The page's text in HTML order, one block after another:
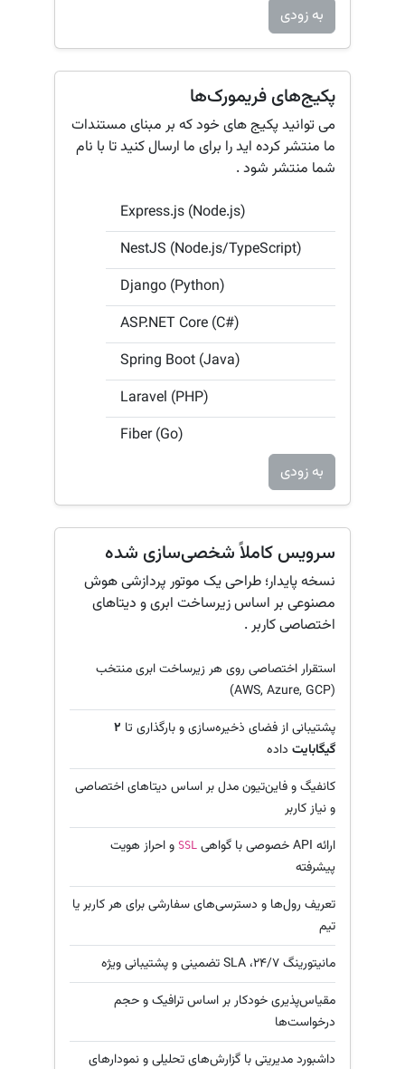
به زودی
پکیج‌های فریمورک‌ها
می توانید پکیج‌ های خود که بر مبنای مستندات
ما منتشر کرده اید را برای ما ارسال کنید تا با نام
شما منتشر شود .
Express.js (Node.js)
NestJS (Node.js/TypeScript)
Django (Python)
ASP.NET Core (C#)
Spring Boot (Java)
Laravel (PHP)
Fiber (Go)
به زودی
سرویس کاملاً شخصی‌سازی شده
نسخه پایدار؛ طراحی یک موتور پردازشی هوش
مصنوعی بر اساس زیرساخت ابری و دیتاهای
اختصاصی کاربر .
استقرار اختصاصی روی هر زیرساخت ابری منتخب
(AWS, Azure, GCP)
پشتیبانی از فضای ذخیره‌سازی و بارگذاری تا ۲
گیگابایت داده
کانفیگ و فاین‌تیون مدل بر اساس دیتاهای اختصاصی
و نیاز کاربر
ارائه API خصوصی با گواهی
SSL و احراز هویت
پیشرفته
تعریف رول‌ها و دسترسی‌های سفارشی برای هر کاربر یا
تیم
مانیتورینگ ۲۴/۷، SLA تضمینی و پشتیبانی ویژه
مقیاس‌پذیری خودکار بر اساس ترافیک و حجم
درخواست‌ها
داشبورد مدیریتی با گزارش‌های تحلیلی و نمودارهای